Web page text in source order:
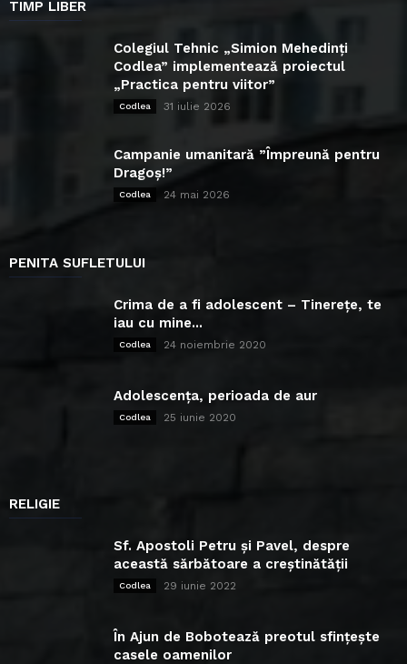
TIMP LIBER
Colegiul Tehnic „Simion Mehedinți
Codlea” implementează proiectul
„Practica pentru viitor”
Codlea 31 iulie 2026
Campanie umanitară ”Împreună pentru
Dragoș!”
Codlea 24 mai 2026
PENITA SUFLETULUI
Crima de a fi adolescent – Tinerețe, te
iau cu mine...
Codlea 24 noiembrie 2020
Adolescența, perioada de aur
Codlea 25 iunie 2020
RELIGIE
Sf. Apostoli Petru și Pavel, despre
această sărbătoare a creștinătății
Codlea 29 iunie 2022
În Ajun de Bobotează preotul sfințește
casele oamenilor